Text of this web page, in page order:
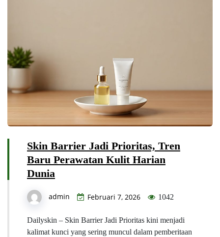
Skin Barrier Jadi Prioritas, Tren
Baru Perawatan Kulit Harian
Dunia
admin Februari 7, 2026 1042
Dailyskin – Skin Barrier Jadi Prioritas kini menjadi
kalimat kunci yang sering muncul dalam pemberitaan